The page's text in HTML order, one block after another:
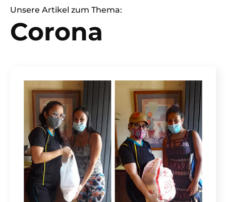
Unsere Artikel zum Thema:
Corona